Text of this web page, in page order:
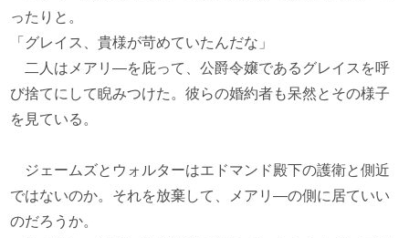
ったりと。
「グレイス、貴様が苛めていたんだな」
二人はメアリ―を庇って、公爵令嬢であるグレイスを呼
び捨てにして睨みつけた。彼らの婚約者も呆然とその様子
を見ている。
ジェームズとウォルターはエドマンド殿下の護衛と側近
ではないのか。それを放棄して、メアリ―の側に居ていい
のだろうか。